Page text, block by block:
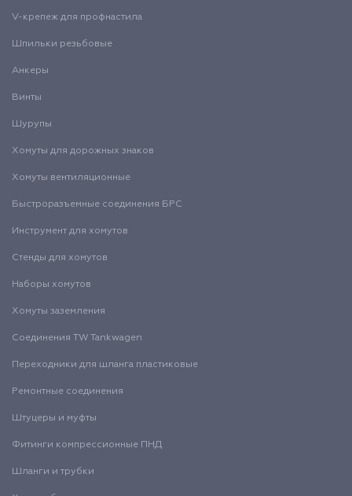
V-крепеж для профнастила
Шпильки резьбовые
Анкеры
Винты
Шурупы
Хомуты для дорожных знаков
Хомуты вентиляционные
Быстроразъемные соединения БРС
Инструмент для хомутов
Стенды для хомутов
Наборы хомутов
Хомуты заземления
Соединения TW Tankwagen
Переходники для шланга пластиковые
Ремонтные соединения
Штуцеры и муфты
Фитинги компрессионные ПНД
Шланги и трубки